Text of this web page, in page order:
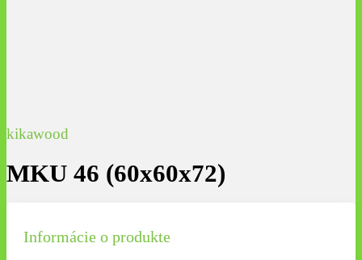
kikawood
MKU 46 (60x60x72)
Informácie o produkte